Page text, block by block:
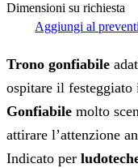
Dimensioni su richiesta
Aggiungi al
Trono gonfiabile
ospitare il
Gonfiabile molto
attirare l’attenzione
Indicato per